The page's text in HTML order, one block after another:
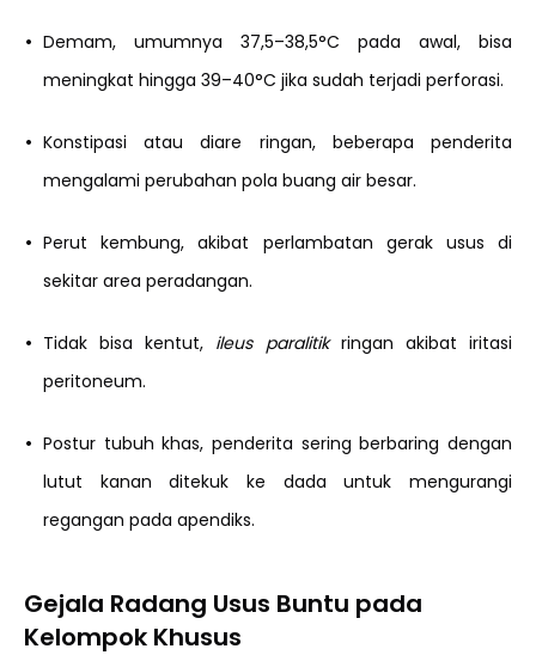
• Demam, umumnya 37,5–38,5°C pada awal, bisa
meningkat hingga 39–40°C jika sudah terjadi perforasi.
• Konstipasi atau diare ringan, beberapa penderita
mengalami perubahan pola buang air besar.
• Perut kembung, akibat perlambatan gerak usus di
sekitar area peradangan.
• Tidak bisa kentut, ileus paralitikringan akibat iritasi
peritoneum.
• Postur tubuh khas, penderita sering berbaring dengan
lutut kanan ditekuk ke dada untuk mengurangi
regangan pada apendiks.
Gejala Radang Usus Buntu pada
Kelompok Khusus